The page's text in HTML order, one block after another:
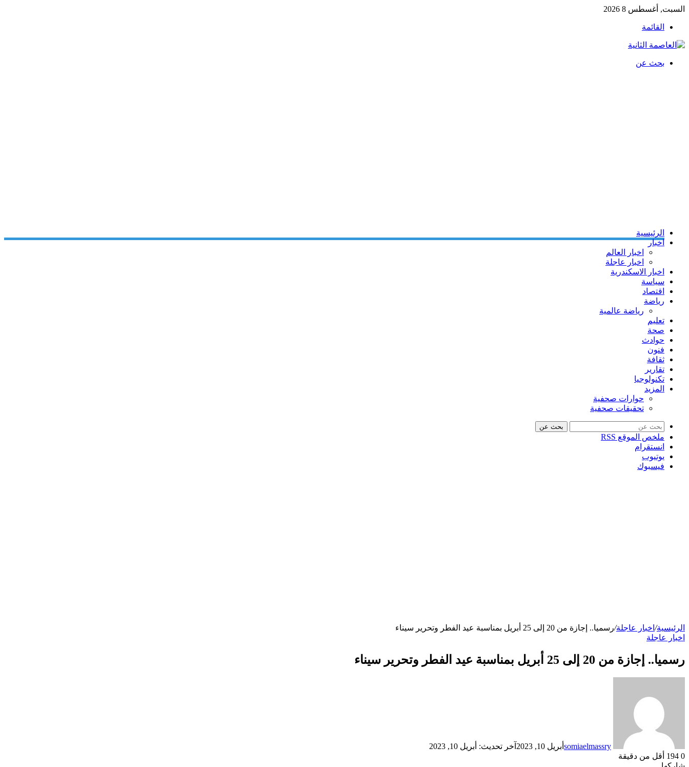
السبت, أغسطس 8 2026
القائمة
بحث عن
الرئيسية
اخبار
اخبار العالم
اخبار عاجلة
اخبار الاسكندرية
سياسة
اقتصاد
رياضة
رياضة عالمية
تعليم
صحة
حوادث
فنون
ثقافة
تقارير
تكنولوجيا
المزيد
حوارات صحفية
تحقيقات صحفية
بحث عن
ملخص الموقع RSS
انستقرام
يوتيوب
فيسبوك
الرئيسية/ اخبار عاجلة/رسميا.. إجازة من 20 إلى 25 أبريل بمناسبة عيد الفطر وتحرير سيناء
اخبار عاجلة
رسميا.. إجازة من 20 إلى 25 أبريل بمناسبة عيد الفطر وتحرير سيناء
somiaelmassry أبريل 10, 2023
آخر تحديث: أبريل 10, 2023
0
أقل من دقيقة